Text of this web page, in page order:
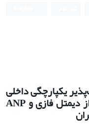
یکپارچگی داخلی
وخارجی زنجیره تأمین با استفاده از دیمتل فازی و ANP